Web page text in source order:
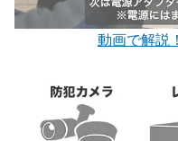
動画で解説